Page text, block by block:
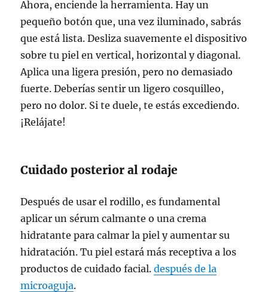
Ahora, enciende la herramienta. Hay un
pequeño botón que, una vez iluminado, sabrás
que está lista. Desliza suavemente el dispositivo
sobre tu piel en vertical, horizontal y diagonal.
Aplica una ligera presión, pero no demasiado
fuerte. Deberías sentir un ligero cosquilleo,
pero no dolor. Si te duele, te estás excediendo.
¡Relájate!
Cuidado posterior al rodaje
Después de usar el rodillo, es fundamental
aplicar un sérum calmante o una crema
hidratante para calmar la piel y aumentar su
hidratación. Tu piel estará más receptiva a los
productos de cuidado facial.después de la
microaguja.